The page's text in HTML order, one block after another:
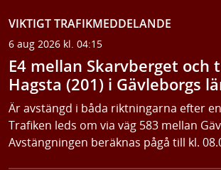
VIKTIGT TRAFIKMEDDELANDE
6 aug 2026 kl. 04:15
E4 mellan Skarvberget och
Hagsta (201) i Gävleborgs
Är avstängd i båda riktningarna efter
Trafiken leds om via väg 583 mellan
Avstängningen beräknas pågå till kl.